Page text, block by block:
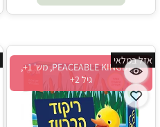
PEACEABLE KINGDOM, מש' 1+,
גיל 2+
אזל במלאי